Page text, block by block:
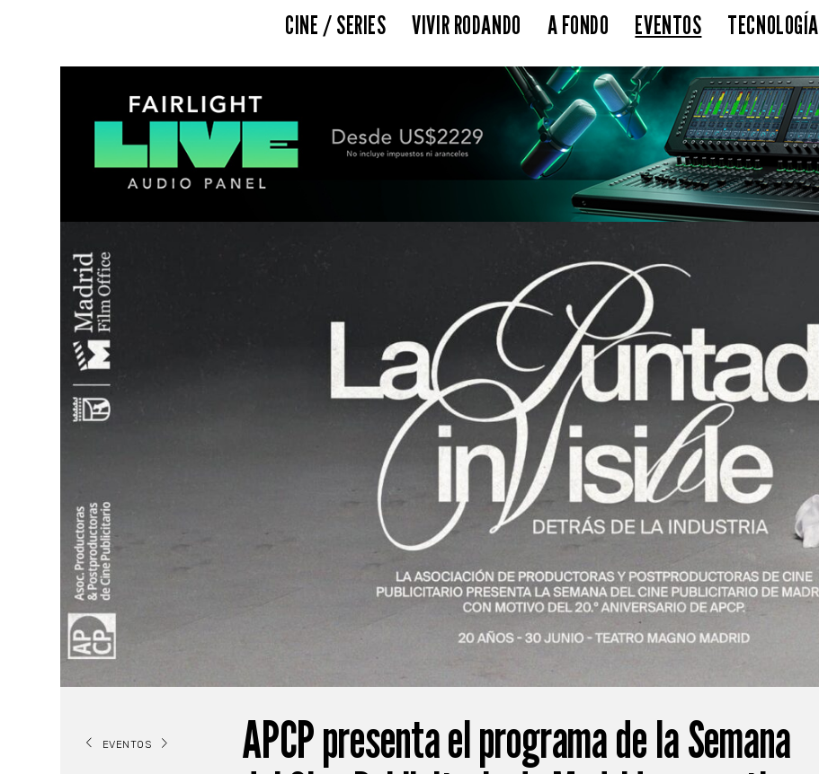
CINE / SERIES VIVIR RODANDO A FONDO EVENTOS TECNOLOGÍA
EVENTOS
APCP presenta el programa de la Semana